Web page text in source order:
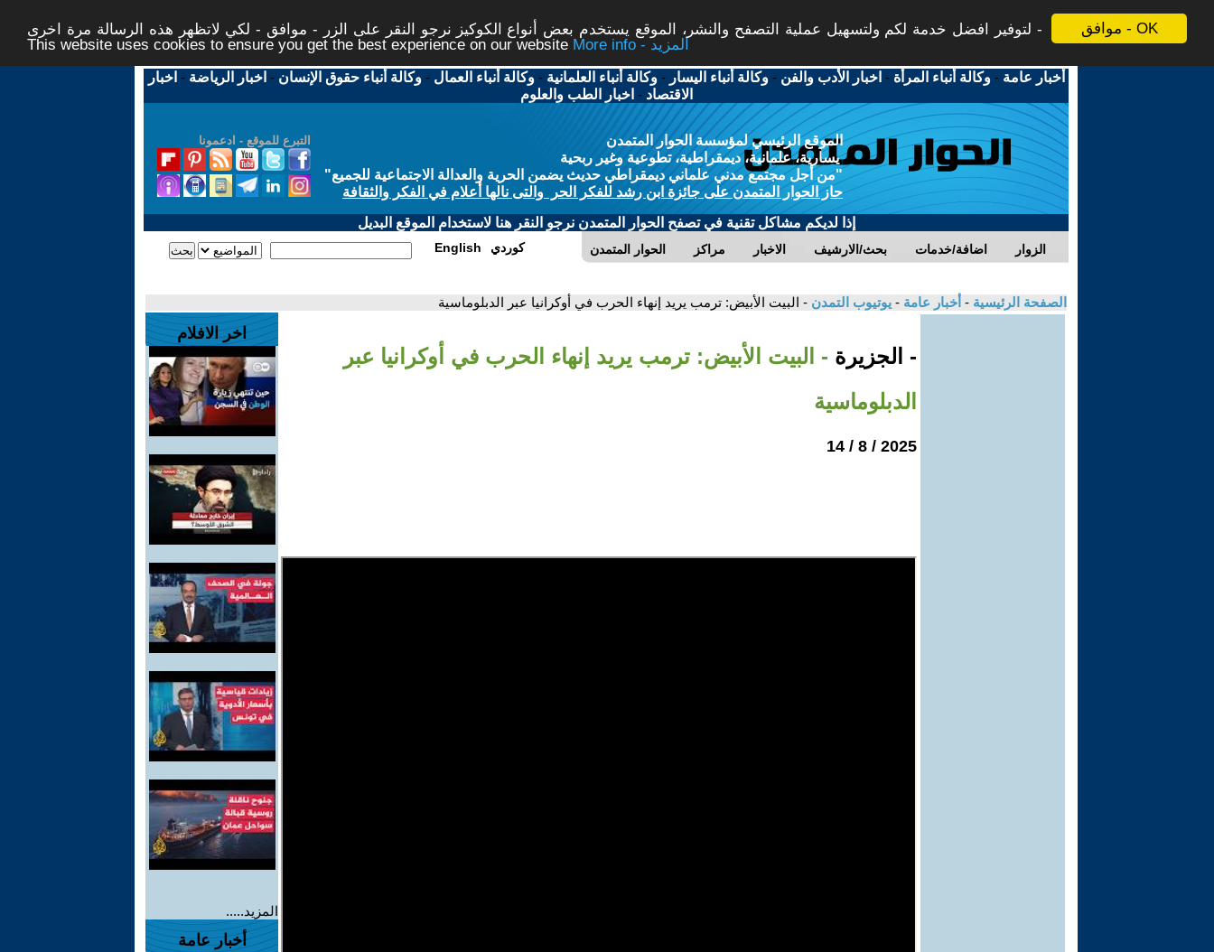
موافق - OK
لتوفير افضل خدمة لكم ولتسهيل عملية التصفح والنشر، الموقع يستخدم بعض أنواع الكوكيز نرجو النقر على الزر - موافق - لكي لاتظهر هذه الرسالة مرة اخرى -
This website uses cookies to ensure you get the best experience on our website
More info - المزيد
أخبار عامة -وكالة أنباء المرأة - اخبار الأدب والفن -وكالة أنباء اليسار -وكالة أنباء العلمانية -وكالة أنباء العمال -وكالة أنباء حقوق الإنسان - اخبار الرياضة - اخبار
الاقتصاد - اخبار الطب والعلوم
التبرع للموقع - ادعمونا
الموقع الرئيسي لمؤسسة الحوار المتمدن
يسارية، علمانية، ديمقراطية، تطوعية وغير ربحية
"من أجل مجتمع مدني علماني ديمقراطي حديث يضمن الحرية والعدالة الاجتماعية للجميع"
حاز الحوار المتمدن على جائزة ابن رشد للفكر الحر والتى نالها أعلام في الفكر والثقافة
إذا لديكم مشاكل تقنية في تصفح الحوار المتمدن نرجو النقر هنا لاستخدام الموقع البديل
الحوار المتمدن مراكز الاخبار بحث/الارشيف اضافة/خدمات الزوار English كوردي
الصفحة الرئيسية - أخبار عامة - يوتيوب التمدن - البيت الأبيض: ترمب يريد إنهاء الحرب في أوكرانيا عبر الدبلوماسية
- الجزيرة - البيت الأبيض: ترمب يريد إنهاء الحرب في أوكرانيا عبر
الدبلوماسية
2025 / 8 / 14
اخر الافلام
المزيد.....
أخبار عامة